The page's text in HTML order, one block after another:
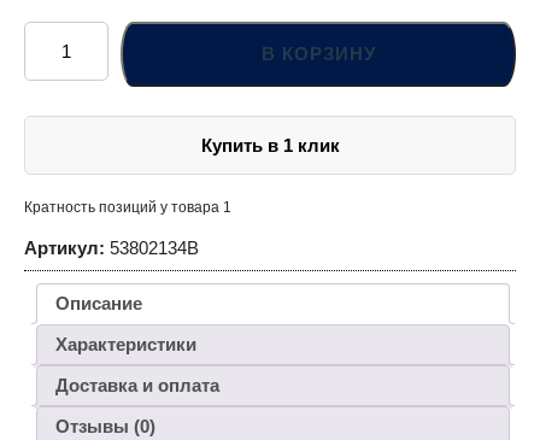
Количество
товара
Хладагент
-134А
баллонах
В КОРЗИНУ
Купить в 1 клик
Кратность позиций у товара 1
Артикул: 53802134B
Описание
Характеристики
Доставка и оплата
Отзывы (0)